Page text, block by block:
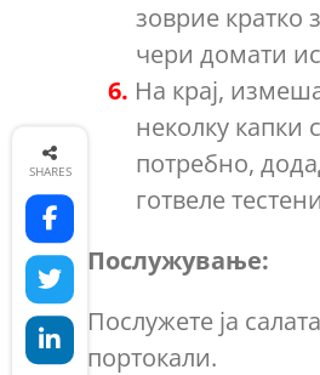
зоврие кратко
чери домати
На крај,
неколку капки
потребно,
готвеле
Послужување:
Послужете ја
портокали.
SHARES